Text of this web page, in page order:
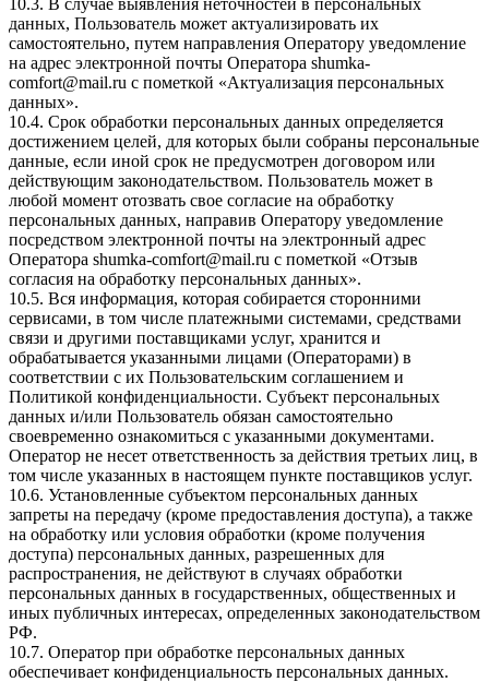
данных, Пользователь может актуализировать их
самостоятельно, путем направления Оператору уведомление
на адрес электронной почты Оператора shumka-
comfort@mail.ru с пометкой «Актуализация персональных
данных».
10.4. Срок обработки персональных данных определяется
достижением целей, для которых были собраны персональные
данные, если иной срок не предусмотрен договором или
действующим законодательством. Пользователь может в
любой момент отозвать свое согласие на обработку
персональных данных, направив Оператору уведомление
посредством электронной почты на электронный адрес
Оператора shumka-comfort@mail.ru с пометкой «Отзыв
согласия на обработку персональных данных».
10.5. Вся информация, которая собирается сторонними
сервисами, в том числе платежными системами, средствами
связи и другими поставщиками услуг, хранится и
обрабатывается указанными лицами (Операторами) в
соответствии с их Пользовательским соглашением и
Политикой конфиденциальности. Субъект персональных
данных и/или Пользователь обязан самостоятельно
своевременно ознакомиться с указанными документами.
Оператор не несет ответственность за действия третьих лиц, в
том числе указанных в настоящем пункте поставщиков услуг.
10.6. Установленные субъектом персональных данных
запреты на передачу (кроме предоставления доступа), а также
на обработку или условия обработки (кроме получения
доступа) персональных данных, разрешенных для
распространения, не действуют в случаях обработки
персональных данных в государственных, общественных и
иных публичных интересах, определенных законодательством
РФ.
10.7. Оператор при обработке персональных данных
обеспечивает конфиденциальность персональных данных.